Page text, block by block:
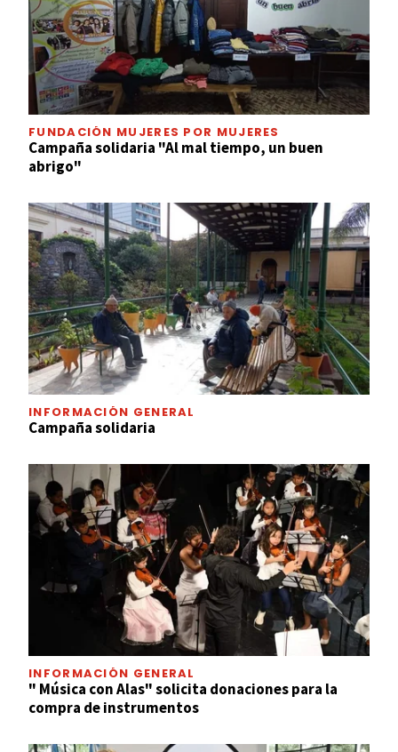
FUNDACIÓN MUJERES POR MUJERES
Campaña solidaria "Al mal tiempo, un buen
abrigo"
INFORMACIÓN GENERAL
Campaña solidaria
INFORMACIÓN GENERAL
" Música con Alas" solicita donaciones para la
compra de instrumentos